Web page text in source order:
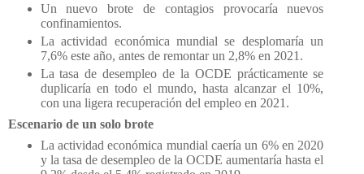
Un nuevo brote de contagios provocaría nuevos
confinamientos.
La actividad económica mundial se desplomaría un
7,6% este año, antes de remontar un 2,8% en 2021.
La tasa de desempleo de la OCDE prácticamente se
duplicaría en todo el mundo, hasta alcanzar el 10%,
con una ligera recuperación del empleo en 2021.
Escenario de un solo brote
La actividad económica mundial caería un 6% en 2020
y la tasa de desempleo de la OCDE aumentaría hasta el